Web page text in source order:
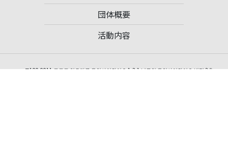
団体概要
活動内容
〒100-0011 도쿄도 치요다구 우치사이와이초 1-2-1 닛토치 우치사이와이초 빌딩 2층